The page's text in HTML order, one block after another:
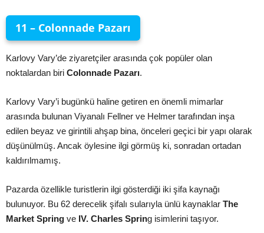
11 – Colonnade Pazarı
Karlovy Vary’de ziyaretçiler arasında çok popüler olan
noktalardan biri Colonnade Pazarı.
Karlovy Vary’i bugünkü haline getiren en önemli mimarlar
arasında bulunan Viyanalı Fellner ve Helmer tarafından inşa
edilen beyaz ve girintili ahşap bina, önceleri geçici bir yapı olarak
düşünülmüş. Ancak öylesine ilgi görmüş ki, sonradan ortadan
kaldırılmamış.
Pazarda özellikle turistlerin ilgi gösterdiği iki şifa kaynağı
bulunuyor. Bu 62 derecelik şifalı sularıyla ünlü kaynaklar The
Market Spring ve IV. Charles Spring isimlerini taşıyor.